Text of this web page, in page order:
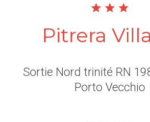
Pitrera
Sortie Nord trinité RN
Porto Vecchio